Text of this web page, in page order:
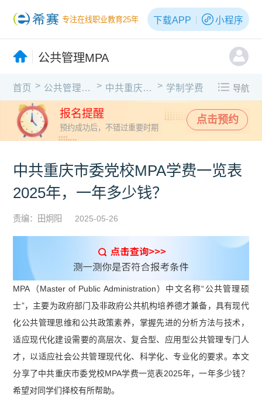
专注在线职业教育25年 下载APP 小程序
公共管理MPA
首页 > 公共管理MPA > 中共重庆市委党校 > 学制学费 导航
报名提醒
预约成功后，不错过重要时期
点击预约
中共重庆市委党校MPA学费一览表
2025年，一年多少钱？
责编：田炯阳 2025-05-26
MPA（Master of Public Administration）中文名称“公共管理硕
士”，主要为政府部门及非政府公共机构培养德才兼备，具有现代
化公共管理思维和公共政策素养，掌握先进的分析方法与技术，
适应现代化建设需要的高层次、复合型、应用型公共管理专门人
才，以适应社会公共管理现代化、科学化、专业化的要求。本文
分享了中共重庆市委党校MPA学费一览表2025年，一年多少钱？
希望对同学们择校有所帮助。